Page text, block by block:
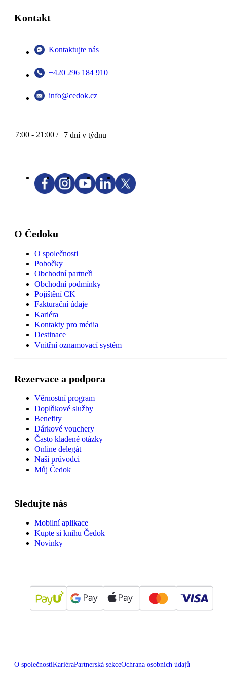
Kontakt
Kontaktujte nás
+420 296 184 910
info@cedok.cz
7:00 - 21:00 / 7 dní v týdnu
O Čedoku
O společnosti
Pobočky
Obchodní partneři
Obchodní podmínky
Pojištění CK
Fakturační údaje
Kariéra
Kontakty pro média
Destinace
Vnitřní oznamovací systém
Rezervace a podpora
Věrnostní program
Doplňkové služby
Benefity
Dárkové vouchery
Často kladené otázky
Online delegát
Naši průvodci
Můj Čedok
Sledujte nás
Mobilní aplikace
Kupte si knihu Čedok
Novinky
O společnostiKariéraPartnerská sekceOchrana osobních údajů